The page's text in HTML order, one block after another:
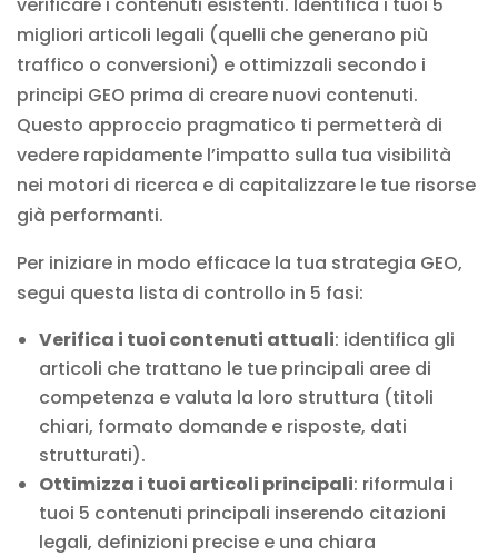
migliori articoli legali (quelli che generano più
traffico o conversioni) e ottimizzali secondo i
principi GEO prima di creare nuovi contenuti.
Questo approccio pragmatico ti permetterà di
vedere rapidamente l’impatto sulla tua visibilità
nei motori di ricerca e di capitalizzare le tue risorse
già performanti.
Per iniziare in modo efficace la tua strategia GEO,
segui questa lista di controllo in 5 fasi:
Verifica i tuoi contenuti attuali: identifica gli
articoli che trattano le tue principali aree di
competenza e valuta la loro struttura (titoli
chiari, formato domande e risposte, dati
strutturati).
Ottimizza i tuoi articoli principali: riformula i
tuoi 5 contenuti principali inserendo citazioni
legali, definizioni precise e una chiara